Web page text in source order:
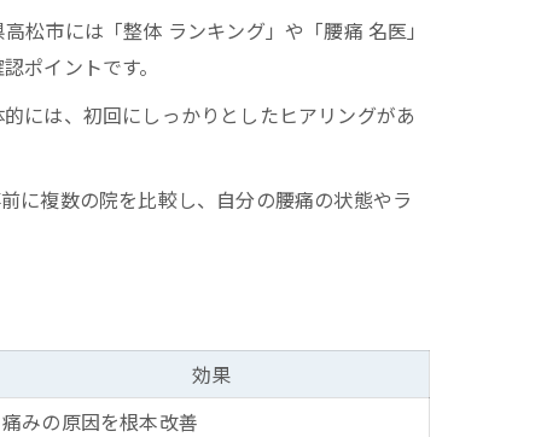
松市には「整体 ランキング」や「腰痛 名医」
ポイントです。
には、初回にしっかりとしたヒアリングがあ
に複数の院を比較し、自分の腰痛の状態やラ
効果
痛みの原因を根本改善